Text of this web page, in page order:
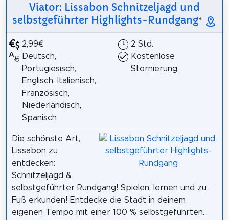
Viator: Lissabon Schnitzeljagd und
selbstgeführter Highlights-Rundgang*
2,99€
Deutsch,
Portugiesisch,
Englisch, Italienisch,
Französisch,
Niederländisch,
Spanisch
2 Std.
Kostenlose
Stornierung
Die schönste Art,
Lissabon zu
entdecken:
Schnitzeljagd &
selbstgeführter Rundgang! Spielen, lernen und zu
Fuß erkunden! Entdecke die Stadt in deinem
eigenen Tempo mit einer 100 % selbstgeführten...